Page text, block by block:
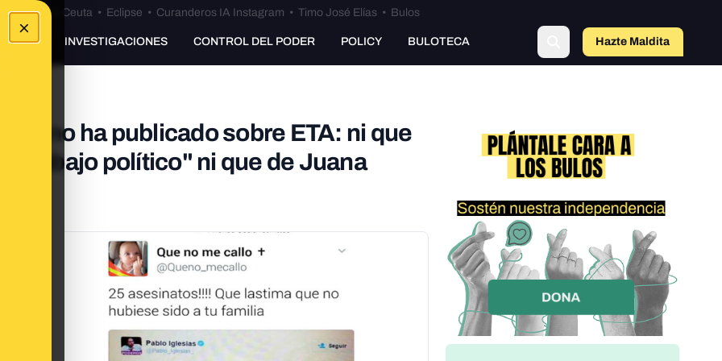
×
•Bulos Ceuta • Eclipse • Curanderos IA Instagram • Timo José Elías • Bulos
INVESTIGACIONES CONTROL DEL PODER POLICY BULOTECA Hazte Maldito
a
no ha publicado sobre ETA: ni que
trabajo político" ni que de Juana